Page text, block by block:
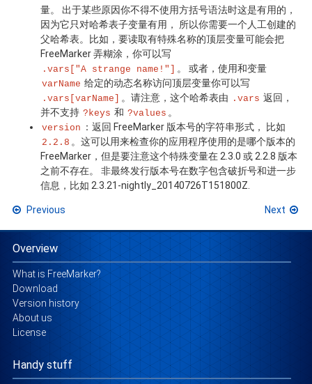
量。 出于某些原因你不得不使用方括号语法时这是有用的，
因为它只对哈希表子变量有用， 所以你需要一个人工创建的
父哈希表。比如，要读取有特殊名称的顶层变量可能会把
FreeMarker 弄糊涂，你可以写
.vars["A strange name!"] 。 或者，使用和变量
varName 给定的动态名称访问顶层变量你可以写
.vars[varName] 。请注意，这个哈希表由 .vars 返回，
并不支持 ?keys 和 ?values 。
version ：返回 FreeMarker 版本号的字符串形式， 比如
2.2.8 。这可以用来检查你的应用程序使用的是哪个版本的
FreeMarker，但是要注意这个特殊变量在 2.3.0 或 2.2.8 版本
之前不存在。 非最终发行版本号在数字包含破折号和进一步
信息，比如 2.3.21-nightly_20140726T151800Z.
Previous Next
Overview
What is FreeMarker?
Download
Version history
About us
License
Handy stuff